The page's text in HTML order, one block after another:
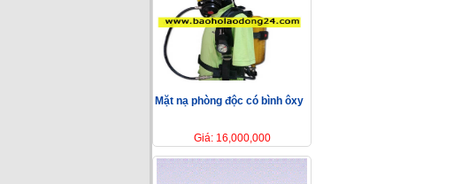
Mặt nạ phòng độc có bình ôxy
Giá: 16,000,000